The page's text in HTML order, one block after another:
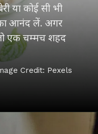
या कोई सी भी
आनंद लें. अगर
एक चम्मच शहद
Credit: Pexels